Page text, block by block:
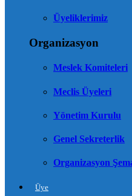
Üyeliklerimiz
Organizasyon
Meslek Komiteleri
Meclis Üyeleri
Yönetim Kurulu
Genel Sekreterlik
Organizasyon
Üye